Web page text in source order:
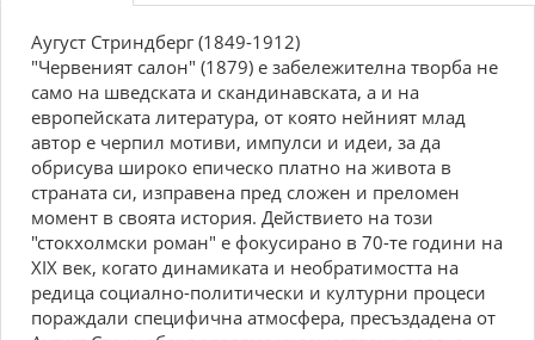
Аугуст Стриндберг (1849-1912)
"Червеният салон" (1879) е забележителна творба не
само на шведската и скандинавската, а и на
европейската литература, от която нейният млад
автор е черпил мотиви, импулси и идеи, за да
обрисува широко епическо платно на живота в
страната си, изправена пред сложен и преломен
момент в своята история. Действието на този
"стокхолмски роман" е фокусирано в 70-те години на
XIX век, когато динамиката и необратимостта на
редица социално-политически и културни процеси
пораждали специфична атмосфера, пресъздадена от